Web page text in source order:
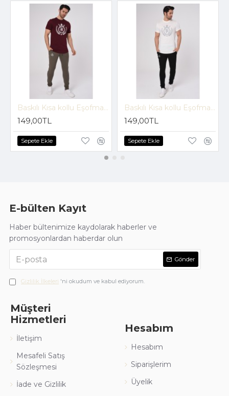
Baskılı Kısa kollu Eşofman Takım (Bordo-Vizon) -1697
149,00TL
Sepete Ekle
Baskılı Kısa kollu Eşofman Takım (Beyaz-Siyah) -1697
149,00TL
Sepete Ekle
E-bülten Kayıt
Haber bültenimize kaydolarak haberler ve
promosyonlardan haberdar olun
Gönder
Gizlilik İlkeleri 'ni okudum ve kabul ediyorum.
Müşteri
Hizmetleri
İletişim
Mesafeli Satış
Sözleşmesi
İade ve Gizlilik
Hesabım
Hesabım
Siparişlerim
Üyelik